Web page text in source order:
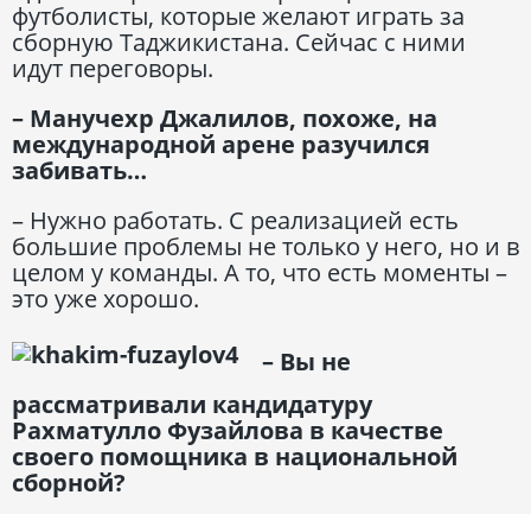
футболисты, которые желают играть за
сборную Таджикистана. Сейчас с ними
идут переговоры.
– Манучехр Джалилов, похоже, на
международной арене разучился
забивать…
– Нужно работать. С реализацией есть
большие проблемы не только у него, но и в
целом у команды. А то, что есть моменты –
это уже хорошо.
– Вы не
рассматривали кандидатуру
Рахматулло Фузайлова в качестве
своего помощника в национальной
сборной?